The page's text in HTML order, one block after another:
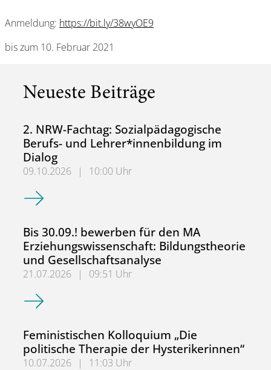
Anmeldung: https://bit.ly/38wyOE9
bis zum 10. Februar 2021
Neueste Beiträge
2. NRW-Fachtag: Sozialpädagogische
Berufs- und Lehrer*innenbildung im
Dialog
09.10.2026 |
10:00 Uhr
2. NRW-Fachtag: Sozialpädagogische Berufs- und
Bis 30.09.! bewerben für den MA
Erziehungswissenschaft: Bildungstheorie
und Gesellschaftsanalyse
21.07.2026 |
09:51 Uhr
Bis 30.09.! bewerben für den MA
Feministischen Kolloquium „Die
politische Therapie der Hysterikerinnen“
10.07.2026 |
11:03 Uhr